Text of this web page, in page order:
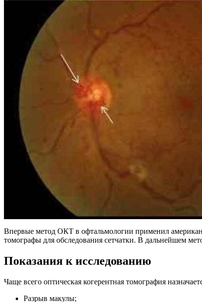
Впервые метод ОКТ в офтальмологии применил
томографы для обследования сетчатки. В дальнейшем
Показания к исследованию
Чаще всего оптическая когерентная томография
Разрыв макулы;